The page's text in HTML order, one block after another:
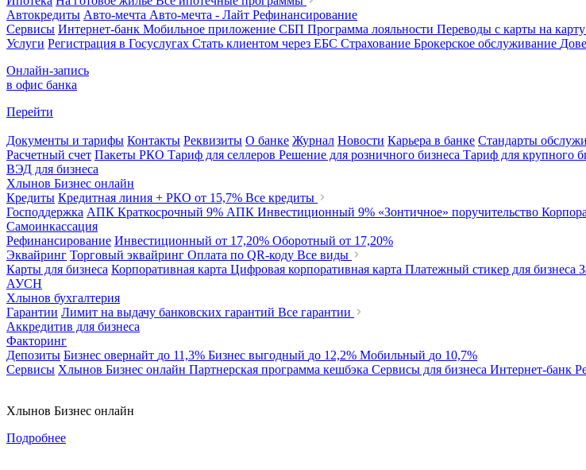
Автокредиты Авто-мечта Авто-мечта - Лайт Рефинансирование
Сервисы Интернет-банк Мобильное приложение СБП Программа лояльности Переводы с карты на карту
Услуги Регистрация в Госуслугах Стать клиентом через ЕБС Страхование Брокерское обслуживание
Онлайн-запись
в офис банка
Перейти
Документы и тарифы Контакты Реквизиты О банке Журнал Новости Карьера в банке Стандарты
Расчетный счет Пакеты РКО Тариф для селлеров Решение для розничного бизнеса Тариф для крупного
ВЭД для бизнеса
Хлынов Бизнес онлайн
Кредиты Кредитная линия + РКО от 15,7% Все кредиты
Господдержка АПК Краткосрочный 9% АПК Инвестиционный 9% «Зонтичное» поручительство
Самоинкассация
Рефинансирование Инвестиционный от 17,20% Оборотный от 17,20%
Эквайринг Торговый эквайринг Оплата по QR-коду Все виды
Карты для бизнеса Корпоративная карта Цифровая корпоративная карта Платежный стикер для бизнеса
АУСН
Хлынов бухгалтерия
Гарантии Лимит на выдачу банковских гарантий Все гарантии
Аккредитив для бизнеса
Факторинг
Депозиты Бизнес овернайт до 11,3% Бизнес выгодный до 12,2% Мобильный до 10,7%
Сервисы Хлынов Бизнес онлайн Партнерская программа кешбэка Сервисы для бизнеса Интернет-банк
Хлынов Бизнес онлайн
Подробнее